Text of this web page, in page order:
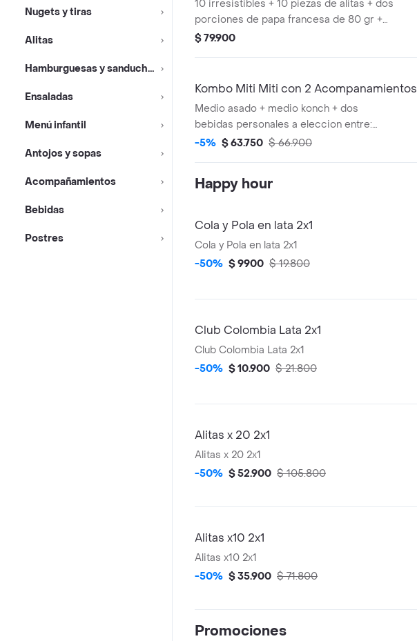
Nugets y tiras
Alitas
Hamburguesas y sanduches
Ensaladas
Menú infantil
Antojos y sopas
Acompañamientos
Bebidas
Postres
10 irresistibles + 10 piezas de alitas + dos
porciones de papa francesa de 80 gr +
ensalada kokoriko y salsas acompañado
$ 79.900
Kombo Miti Miti con 2 Acompanamientos
Medio asado + medio konch + dos
bebidas personales a eleccion entre:
gaseosa de 400 ml - agua saborizada,
-5% $ 63.750 $ 66.900
Happy hour
Cola y Pola en lata 2x1
Cola y Pola en lata 2x1
-50% $ 9900 $ 19.800
Club Colombia Lata 2x1
Club Colombia Lata 2x1
-50% $ 10.900 $ 21.800
Alitas x 20 2x1
Alitas x 20 2x1
-50% $ 52.900 $ 105.800
Alitas x10 2x1
Alitas x10 2x1
-50% $ 35.900 $ 71.800
Promociones